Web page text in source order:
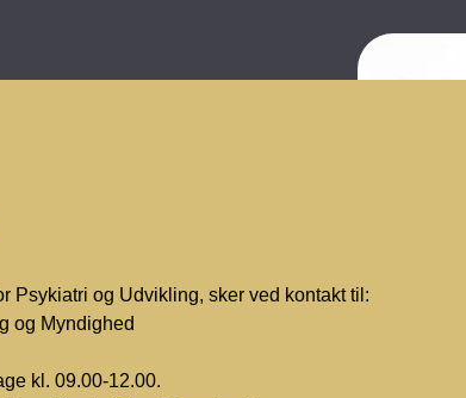
Psykiatri og Udvikling, sker ved kontakt til:
og Myndighed
kl. 09.00-12.00.